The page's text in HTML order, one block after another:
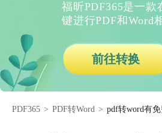
福昕PDF365是一
键进行PDF和Word
前往转换
PDF365 > PDF转Word > pdf转word有